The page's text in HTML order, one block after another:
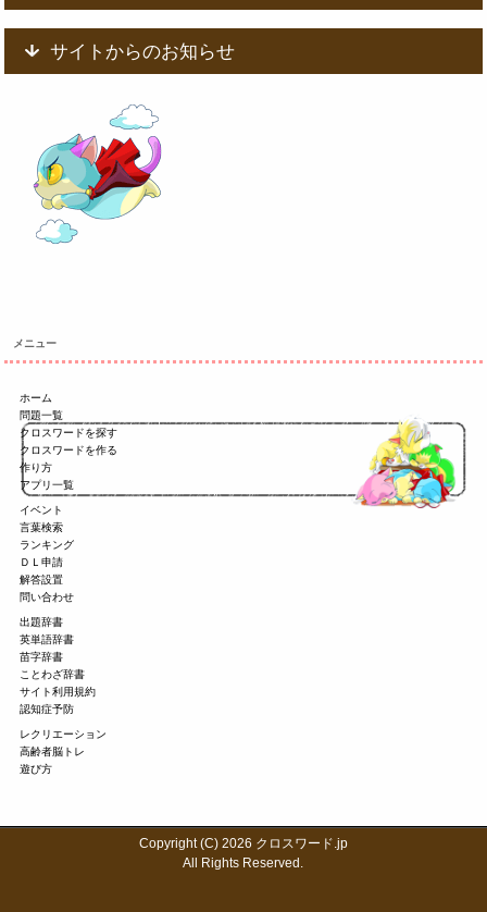
サイトからのお知らせ
メニュー
ホーム
問題一覧
クロスワードを探す
クロスワードを作る
作り方
アプリ一覧
イベント
言葉検索
ランキング
ＤＬ申請
解答設置
問い合わせ
出題辞書
英単語辞書
苗字辞書
ことわざ辞書
サイト利用規約
認知症予防
レクリエーション
高齢者脳トレ
遊び方
Copyright (C) 2026 クロスワード.jp
All Rights Reserved.